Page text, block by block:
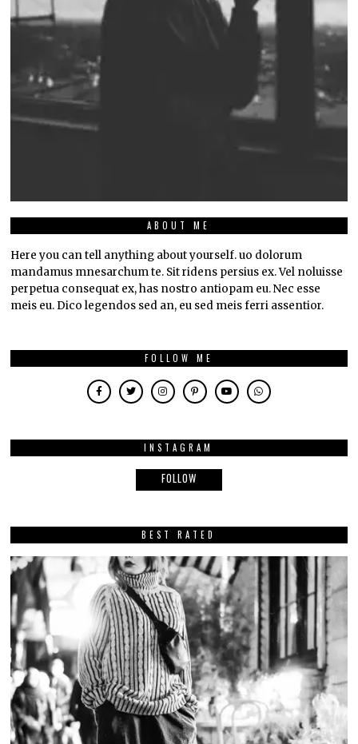
ABOUT ME
Here you can tell anything about yourself. uo dolorum
mandamus mnesarchum te. Sit ridens persius ex. Vel noluisse
perpetua consequat ex, has nostro antiopam eu. Nec esse
meis eu. Dico legendos sed an, eu sed meis ferri assentior.
FOLLOW ME
INSTAGRAM
FOLLOW
BEST RATED